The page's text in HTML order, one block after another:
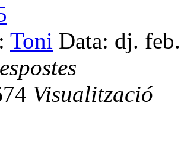
Toni Data: dj.
Visualització